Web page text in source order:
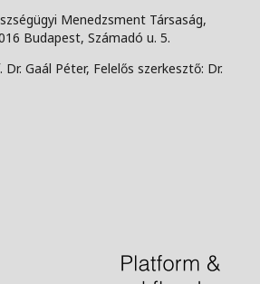
Menedzsment Társaság,
Budapest, Számadó u. 5.
Gaál Péter, Felelős szerkesztő: Dr.